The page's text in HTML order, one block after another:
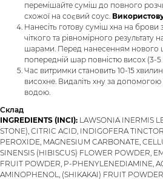
перемішайте суміш до повного
схожої на соєвий соус.
Нанесіть готову суміш хна на
чіткого та рівномірного результату
шарами. Перед нанесенням нового
попередній шар повністю висох (3-5
Час витримки становить 10-15
висохне. Видаліть хну за
водою.
Склад
INGREDIENTS (INCI): LAWSONIA INERMIS
STONE), CITRIC ACID, INDIGOFERA
PEROXIDE, MAGNESIUM CARBONATE,
SINENSIS (HIBISCUS) FLOWER POWDER,
FRUIT POWDER, P-PHENYLENEDIAMINE,
AMINOPHENOL, (SHIKAKAI) FRUIT